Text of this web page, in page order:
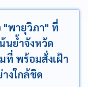
"พายุวิภา" ที่
นย้ำจังหวัด
ที่ พร้อมสั่งเฝ้า
งใกล้ชิด